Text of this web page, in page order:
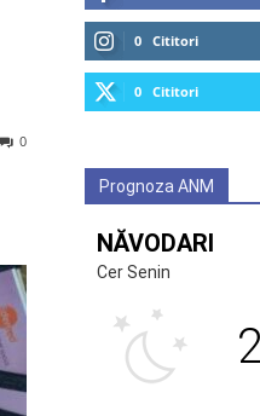
0
0 Cititori
0 Cititori
Prognoza ANM
NĂVODARI
Cer Senin